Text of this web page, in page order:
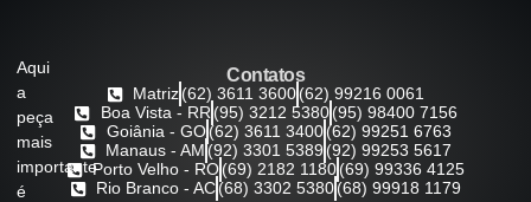
Aqui
a
peça
mais
importante
é
Contatos
Matriz(62) 3611 3600(62) 99216 0061
Boa Vista - RR (95) 3212 5380 (95) 98400 7156
Goiânia - GO (62) 3611 3400 (62) 99251 6763
Manaus - AM (92) 3301 5389 (92) 99253 5617
Porto Velho - RO(69) 2182 1180(69) 99336 4125
Rio Branco - AC(68) 3302 5380(68) 99918 1179